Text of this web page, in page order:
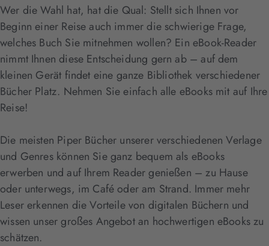
Wer die Wahl hat, hat die Qual: Stellt sich Ihnen vor
Beginn einer Reise auch immer die schwierige Frage,
welches Buch Sie mitnehmen wollen? Ein eBook-Reader
nimmt Ihnen diese Entscheidung gern ab – auf dem
kleinen Gerät findet eine ganze Bibliothek verschiedener
Bücher Platz. Nehmen Sie einfach alle eBooks mit auf Ihre
Reise!
Die meisten Piper Bücher unserer verschiedenen Verlage
und Genres können Sie ganz bequem als eBooks
erwerben und auf Ihrem Reader genießen – zu Hause
oder unterwegs, im Café oder am Strand. Immer mehr
Leser erkennen die Vorteile von digitalen Büchern und
wissen unser großes Angebot an hochwertigen eBooks zu
schätzen.